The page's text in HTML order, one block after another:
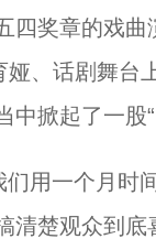
奖章的戏曲
娅、话剧舞
中掀起了一股
一个月时
清楚观众到